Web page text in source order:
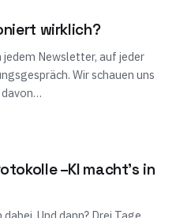
wirklich?
Newsletter, auf jeder
Wir schauen uns
davon…
–KI macht’s in